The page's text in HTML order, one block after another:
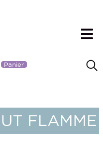
Panier
FLAMME